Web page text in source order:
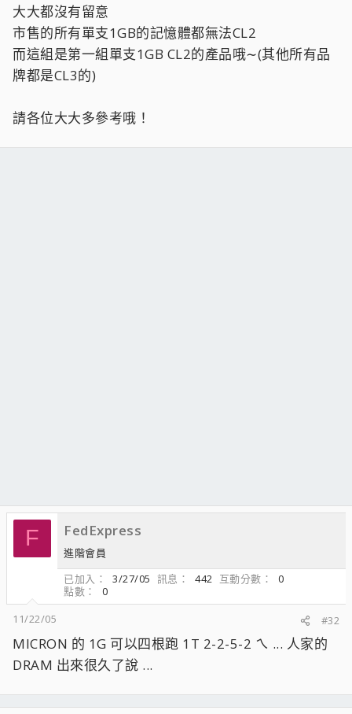
大大都沒有留意
市售的所有單支1GB的記憶體都無法CL2
而這組是第一組單支1GB CL2的產品哦∼(其他所有品
牌都是CL3的)
請各位大大多參考哦！
F FedExpress
進階會員
已加入
3/27/05 訊息 442 互動分數
0
點數
0
11/22/05
#32
MICRON 的 1G 可以四根跑 1T 2-2-5-2 ㄟ ... 人家的
DRAM 出來很久了說 ...